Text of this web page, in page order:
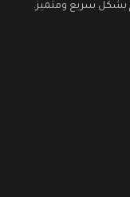
بشكل سريع ومتميز.